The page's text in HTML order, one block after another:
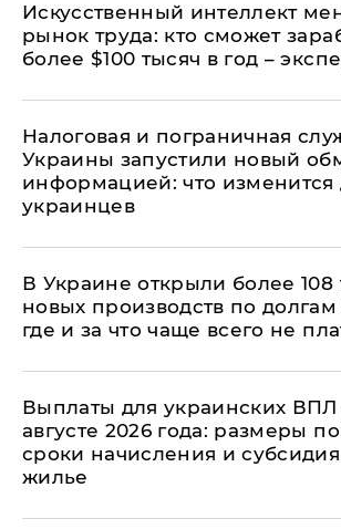
Искусственный интеллект
рынок труда: кто сможет
более $100 тысяч в год –
Налоговая и пограничная
Украины запустили новый
информацией: что изменится
украинцев
В Украине открыли более 108
новых производств по
где и за что чаще всего не
Выплаты для украинских ВПЛ
августе 2026 года: размеры
сроки начисления и
жилье